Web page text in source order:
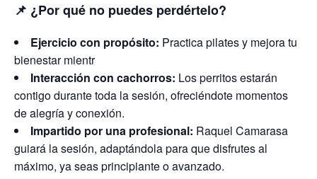
📌 ¿Por qué no puedes perdértelo?
Ejercicio con propósito: Practica pilates y mejora tu
bienestar mientr
Interacción con cachorros: Los perritos estarán
contigo durante toda la sesión, ofreciéndote momentos
de alegría y conexión.
Impartido por una profesional: Raquel Camarasa
guiará la sesión, adaptándola para que disfrutes al
máximo, ya seas principiante o avanzado.